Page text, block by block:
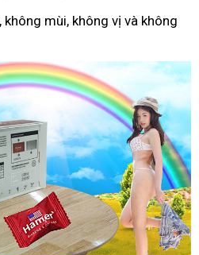
không mùi, không vị và không